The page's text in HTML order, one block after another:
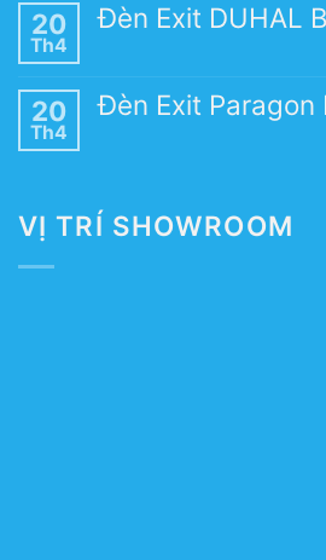
20
Th4
Đèn Exit DUHAL
20
Th4
Đèn Exit Paragon
VỊ TRÍ SHOWROOM